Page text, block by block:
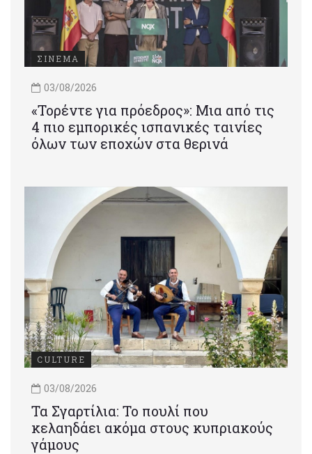
ΣΙΝΕΜΑ
03/08/2026
«Τορέντε για πρόεδρος»: Mια από τις
4 πιο εμπορικές ισπανικές ταινίες
όλων των εποχών στα θερινά
CULTURE
03/08/2026
Τα Σγαρτίλια: Το πουλί που
κελαηδάει ακόμα στους κυπριακούς
γάμους